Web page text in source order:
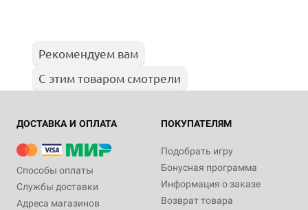
Рекомендуем вам
С этим товаром смотрели
ДОСТАВКА И ОПЛАТА
Способы оплаты
Службы доставки
Адреса магазинов
ПОКУПАТЕЛЯМ
Подобрать игру
Бонусная программа
Информация о заказе
Возврат товара